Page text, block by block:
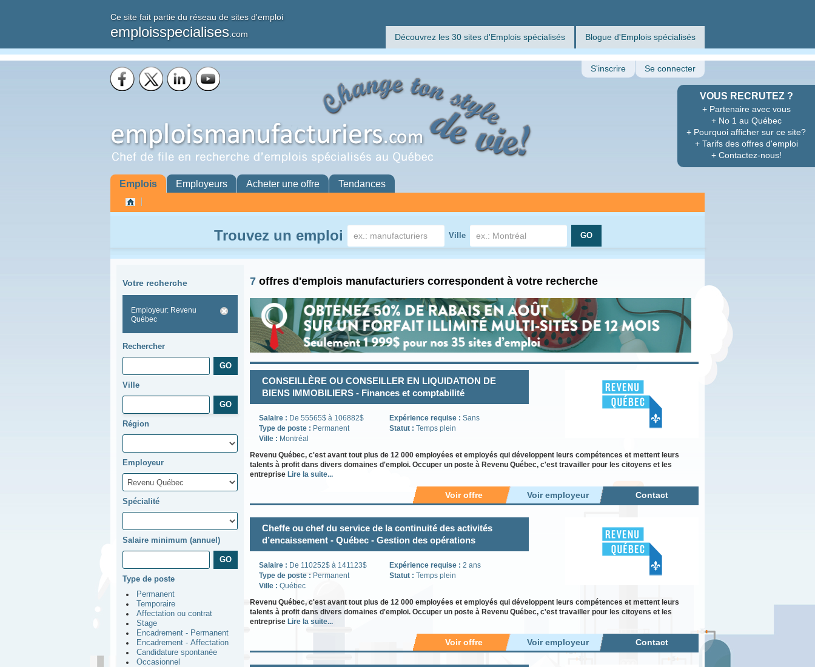
Ce site fait partie du réseau de sites d'emploi
emploisspecialises .com Découvrez les 30 sites d'Emplois spécialisés Blogue d'Emplois spécialisés
VOUS RECRUTEZ ?
+ Partenaire avec vous
+ No 1 au Québec
+ Pourquoi afficher sur ce site?
+ Tarifs des offres d'emploi
+ Contactez-nous!
S'inscrire Se connecter
Emplois Employeurs Acheter une offre Tendances
Trouvez un emploi Ville
Votre recherche
Employeur: Revenu
Québec
Rechercher
Ville
Région
Employeur
Spécialité
Salaire minimum (annuel)
Type de poste
Permanent
Temporaire
Affectation ou contrat
Stage
Encadrement - Permanent
Encadrement - Affectation
Candidature spontanée
Occasionnel
7 offres d'emplois manufacturiers correspondent à votre recherche
CONSEILLÈRE OU CONSEILLER EN LIQUIDATION DE
BIENS IMMOBILIERS - Finances et comptabilité
Salaire : De 55565$ à 106882$
Type de poste : Permanent
Ville : Montréal
Expérience requise : Sans
Statut : Temps plein
Revenu Québec, c'est avant tout plus de 12 000 employées et employés qui développent leurs compétences et mettent leurs
talents à profit dans divers domaines d'emploi. Occuper un poste à Revenu Québec, c'est travailler pour les citoyens et les
entreprise Lire la suite...
Voir offre Voir employeur Contact
Cheffe ou chef du service de la continuité des activités
d’encaissement - Québec - Gestion des opérations
Salaire : De 110252$ à 141123$
Type de poste : Permanent
Ville : Québec
Expérience requise : 2 ans
Statut : Temps plein
Revenu Québec, c'est avant tout plus de 12 000 employées et employés qui développent leurs compétences et mettent leurs
talents à profit dans divers domaines d'emploi. Occuper un poste à Revenu Québec, c'est travailler pour les citoyens et les
entreprise Lire la suite...
Voir offre Voir employeur Contact